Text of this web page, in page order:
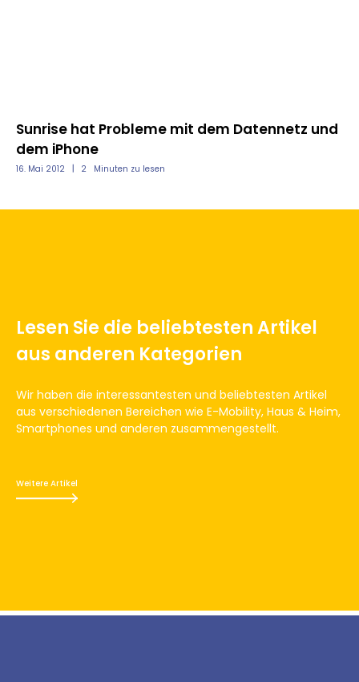
Lesen Sie die beliebtesten Artikel
aus anderen Kategorien
Wir haben die interessantesten und beliebtesten Artikel
aus verschiedenen Bereichen wie E-Mobility, Haus & Heim,
Smartphones und anderen zusammengestellt.
Weitere Artikel
Sunrise hat Probleme mit dem Datennetz und
dem iPhone
16. Mai 2012 2 Minuten zu lesen